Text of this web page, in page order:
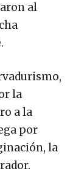
al
la
a la
por
la